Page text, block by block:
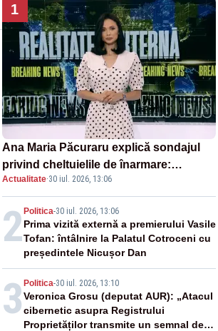
1
Ana Maria Păcuraru explică sondajul
privind cheltuielile de înarmare:
Românii cer transparență în achiziții și
un echilibru între partenerii externi
Actualitate·30 iul. 2026, 13:06
2 Politica-30 iul. 2026, 13:06
Prima vizită externă a premierului Vasile
Tofan: întâlnire la Palatul Cotroceni cu
președintele Nicușor Dan
3 Politica-30 iul. 2026, 13:10
Veronica Grosu (deputat AUR): „Atacul
cibernetic asupra Registrului
Proprietăților transmite un semnal de